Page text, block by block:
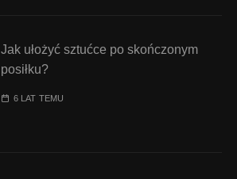
Jak ułożyć sztućce po skończonym
posiłku?
6 LAT TEMU